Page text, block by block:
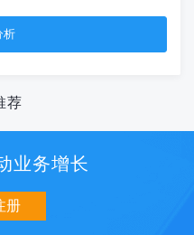
荐
业务增长
册